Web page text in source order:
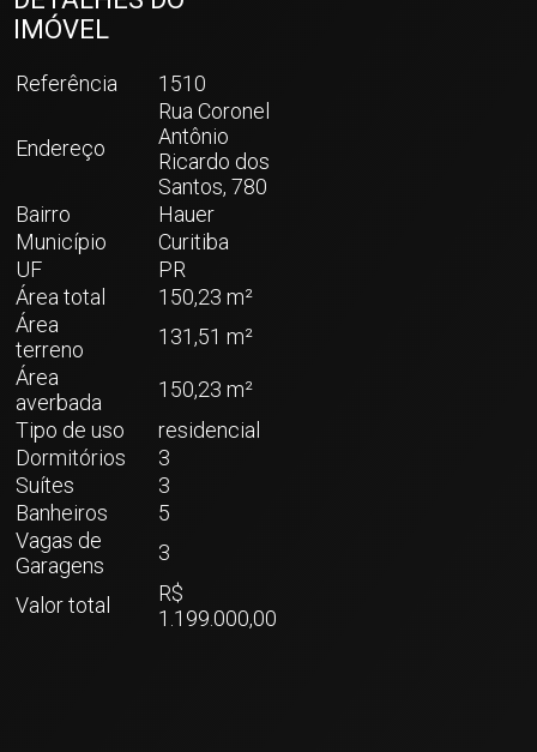
IMÓVEL
Referência 1510
Endereço
Rua Coronel
Antônio
Ricardo dos
Santos, 780
Bairro
Hauer
Município
Curitiba
UF
PR
Área total
150,23 m²
Área
terreno
131,51 m²
Área
averbada
150,23 m²
Tipo de uso
residencial
Dormitórios
3
Suítes
3
Banheiros
5
Vagas de
Garagens
3
Valor total
R$
1.199.000,00